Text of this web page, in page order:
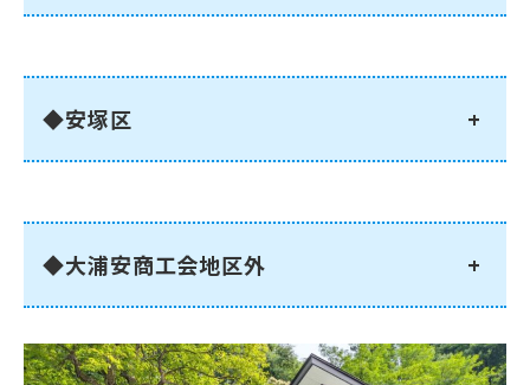
◆安塚区 +
◆大浦安商工会地区外 +